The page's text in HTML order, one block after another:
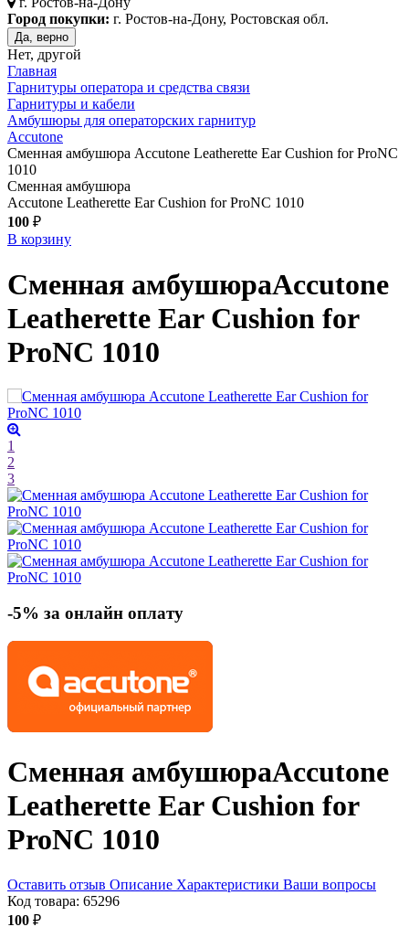
Город покупки: г. Ростов-на-Дону, Ростовская обл.
Да, верно
Нет, другой
Главная
Гарнитуры оператора и средства связи
Гарнитуры и кабели
Амбушюры для операторских гарнитур
Accutone
Сменная амбушюра Accutone Leatherette Ear Cushion for ProNC
1010
Сменная амбушюра
Accutone Leatherette Ear Cushion for ProNC 1010
100 ₽
В корзину
Сменная амбушюраAccutone
Leatherette Ear Cushion for
ProNC 1010
1
2
3
-5% за онлайн оплату
Сменная амбушюраAccutone
Leatherette Ear Cushion for
ProNC 1010
Оставить отзыв Описание Характеристики Ваши вопросы
Код товара: 65296
100 ₽